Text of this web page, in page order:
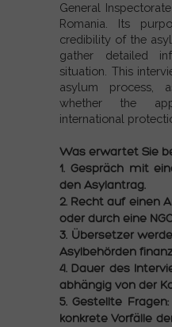
General
Romania. Its
credibility of the
gather detailed
situation. This
asylum process,
whether the
international
Was erwartet Sie
1. Gespräch mit
den Asylantrag.
2. Recht auf einen
oder durch eine
3. Übersetzer
Asylbehörden
4. Dauer des
abhängig von der
5. Gestellte
konkrete Vorfälle